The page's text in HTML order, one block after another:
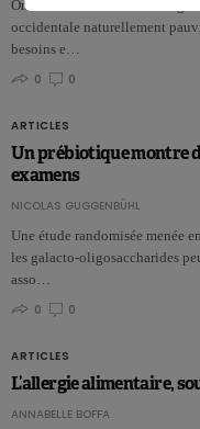
On estime les besoins en
occidentale naturellement
besoins e…
0
0
ARTICLES
Un prébiotique montre
examens
NICOLAS GUGGENBÜHL
Une étude randomisée menée
les galacto-oligosaccharides
asso…
0
0
ARTICLES
L’allergie alimentaire,
ANNABELLE BOFFA